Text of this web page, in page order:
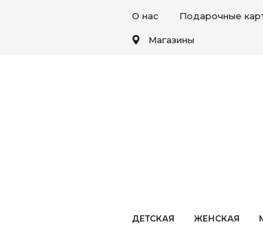
О нас Подарочные
Магазины
ДЕТСКАЯ ЖЕНСКАЯ